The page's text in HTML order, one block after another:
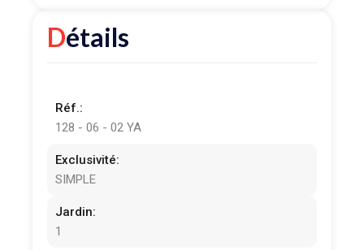
Détails
Réf.:
128 - 06 - 02 YA
Exclusivité:
SIMPLE
Jardin:
1